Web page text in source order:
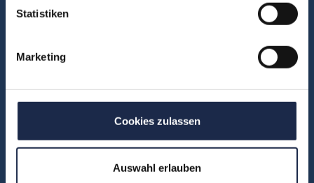
Statistiken
Marketing
Cookies zulassen
Auswahl erlauben
Über uns
Kontakt
Fachbereiche
Abo & Subscription